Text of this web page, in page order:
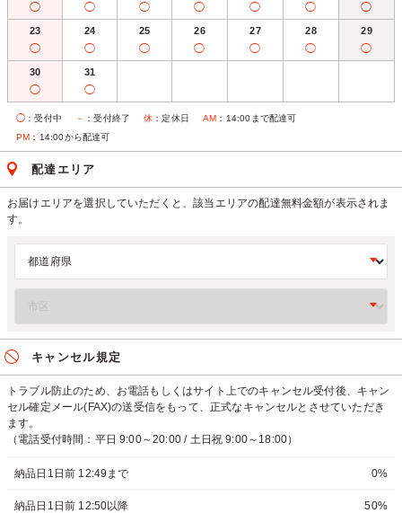
◯ ◯ ◯ ◯ ◯ ◯ ◯
23
◯
24
◯
25
◯
26
◯
27
◯
28
◯
29
◯
30
◯
31
◯
◯ ：受付中 － ：受付終了 休 ：定休日 AM ：14:00まで配達可
PM ：14:00から配達可
配達エリア
お届けエリアを選択していただくと、該当エリアの配達無料金額が表示されま
す。
キャンセル規定
トラブル防止のため、お電話もしくはサイト上でのキャンセル受付後、キャン
セル確定メール(FAX)の送受信をもって、正式なキャンセルとさせていただき
ます。
（電話受付時間：平日 9:00～20:00 / 土日祝 9:00～18:00）
納品日1日前 12:49まで 0%
納品日1日前 12:50以降 50%